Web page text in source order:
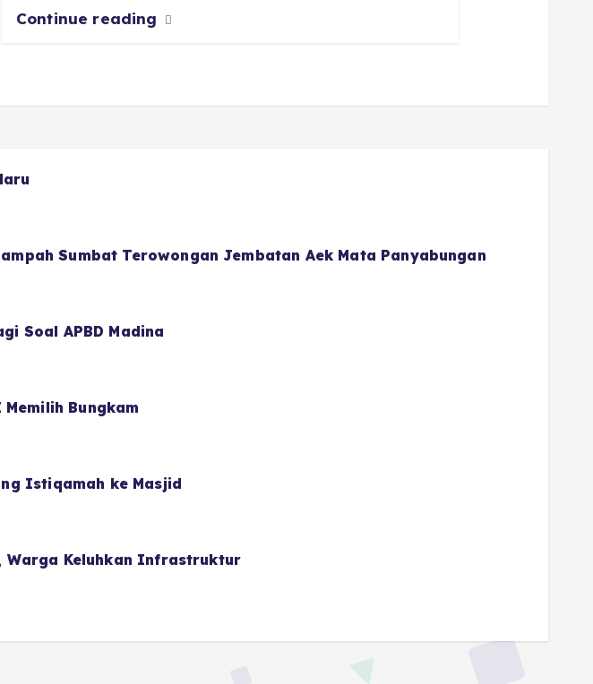
Continue reading
Sumbat Terowongan Jembatan Aek Mata Panyabungan
Soal APBD Madina
Bungkam
Istiqamah ke Masjid
Warga Keluhkan Infrastruktur